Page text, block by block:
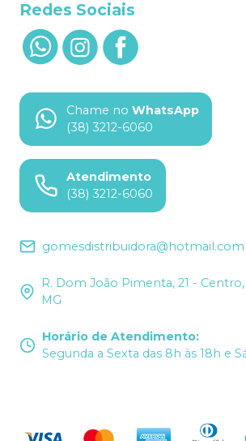
Redes Sociais
Chame no WhatsApp
(38) 3212-6060
Atendimento
(38) 3212-6060
gomesdistribuidora@hotmail.com
R. Dom João Pimenta, 21 -
MG
Horário de Atendimento:
Segunda a Sexta das 8h às 18h e